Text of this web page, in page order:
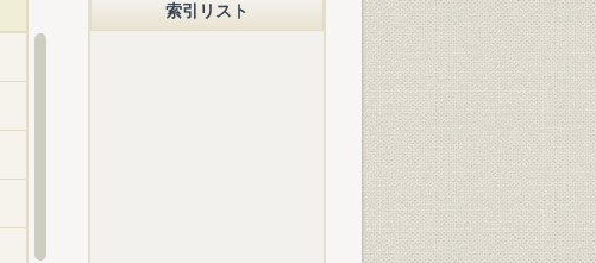
索引リスト